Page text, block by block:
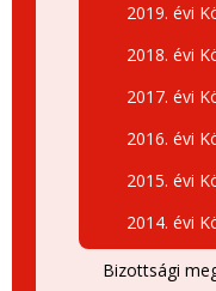
2019. évi
2018. évi
2017. évi
2016. évi
2015. évi
2014. évi
Bizottsági